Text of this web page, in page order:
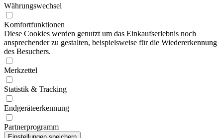
Währungswechsel
Komfortfunktionen
Diese Cookies werden genutzt um das Einkaufserlebnis noch
ansprechender zu gestalten, beispielsweise für die Wiedererkennung
des Besuchers.
Merkzettel
Statistik & Tracking
Endgeräteerkennung
Partnerprogramm